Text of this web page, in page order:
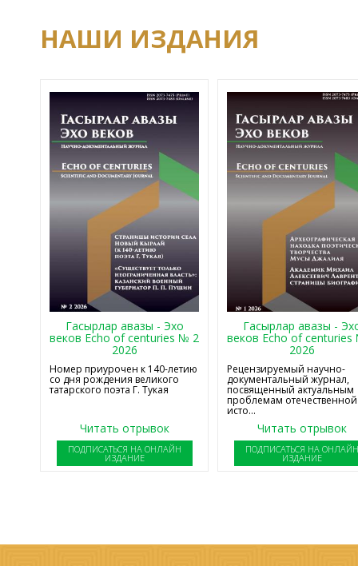
НАШИ ИЗДАНИЯ
Гасырлар авазы - Эхо
веков Echo of centuries № 2
2026
Номер приурочен к 140-летию
со дня рождения великого
татарского поэта Г. Тукая
Читать отрывок
ПОДПИСАТЬСЯ НА ОНЛАЙН
ИЗДАНИЕ
Гасырлар авазы -
веков Echo of
2026
Рецензируемый научно-
документальный журнал,
посвященный актуальным
проблемам отечественной
исто...
Читать отрывок
ПОДПИСАТЬСЯ НА
ИЗДАНИЕ